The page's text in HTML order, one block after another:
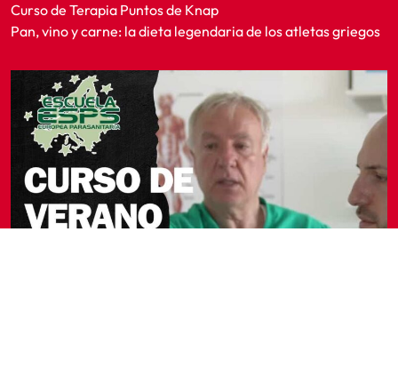
Curso de Terapia Puntos de Knap
Pan, vino y carne: la dieta legendaria de los atletas griegos